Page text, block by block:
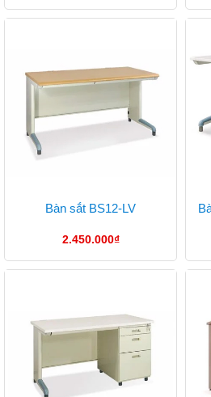
Bàn sắt BS12-LV
2.450.000₫